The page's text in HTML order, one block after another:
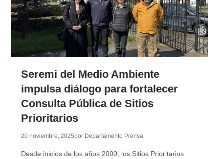
Seremi del Medio Ambiente
impulsa diálogo para fortalecer
Consulta Pública de Sitios
Prioritarios
20 noviembre, 2025por Departamento Prensa
Desde inicios de los años 2000, los Sitios Prioritarios